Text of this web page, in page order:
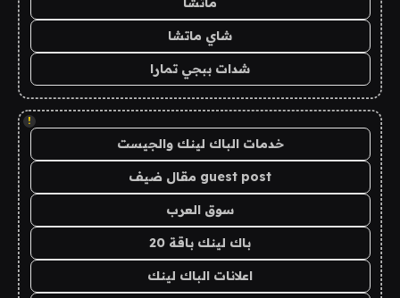
شاي ماتشا
شدات ببجي تمارا
!
خدمات الباك لينك والجيست
guest post مقال ضيف
سوق العرب
باك لينك باقة 20
اعلانات الباك لينك